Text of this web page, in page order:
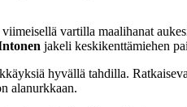
vartilla maalihanat
jakeli keskikenttämiehen
hyvällä tahdilla.
alanurkkaan.